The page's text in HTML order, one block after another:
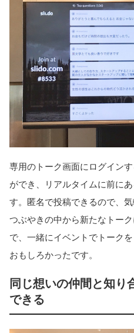
専用のトーク画面にログイン
ができ、リアルタイムに前に
す。匿名で投稿できるので、
つぶやきの中から新たなトー
で、一緒にイベントでトーク
おもしろかったです。
同じ想いの仲間と知り
できる